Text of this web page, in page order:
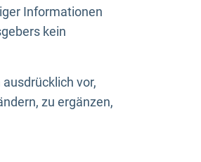
Informationen
kein
vor,
zu ergänzen,